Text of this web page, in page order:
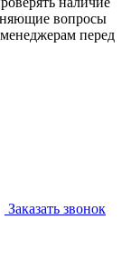
вопросы
перед
Заказать звонок